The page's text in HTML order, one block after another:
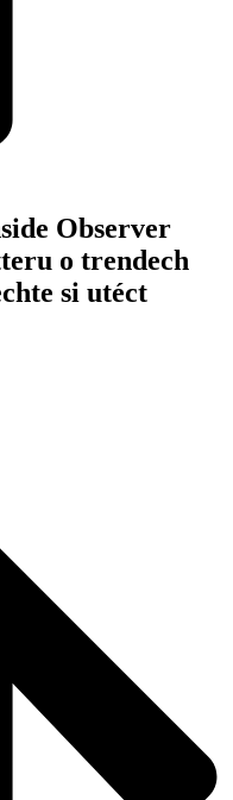
Observer
o trendech
si utéct